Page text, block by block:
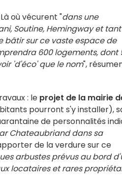
où vécurent "dans une
Soutine, Hemingway et tant
bâtir sur ce vaste espace de
600 logements, dont
'd'éco' que le nom",
: le projet de la mairie
pourront s'y installer),
de personnalités
Chateaubriand dans sa
de la verdure sur ce
arbustes prévus au bord
locataires et rares